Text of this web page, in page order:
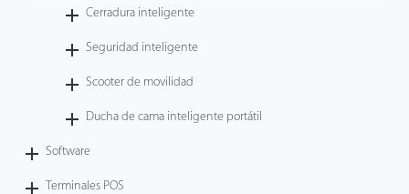
Cerradura inteligente
Seguridad inteligente
Scooter de movilidad
Ducha de cama inteligente portátil
Software
Terminales POS